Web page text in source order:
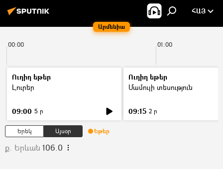
Արմենիա
ՀԱՅ
00:00 01:00
Ուղիղ եթեր
Լուրեր
09:00 5 ր
Ուղիղ եթեր
Մամուլի տեսություն
09:15 2 ր
Երեկ Այսօր Եթեր
ք. Երևան 106.0